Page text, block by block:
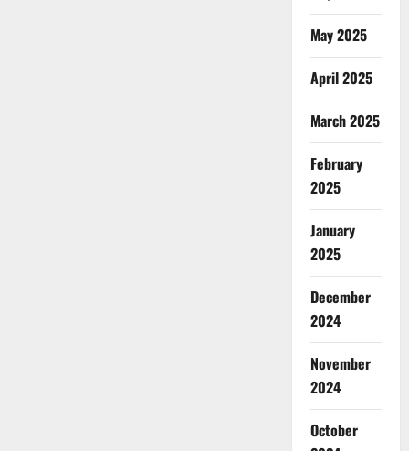
May 2025
April 2025
March 2025
February
2025
January
2025
December
2024
November
2024
October